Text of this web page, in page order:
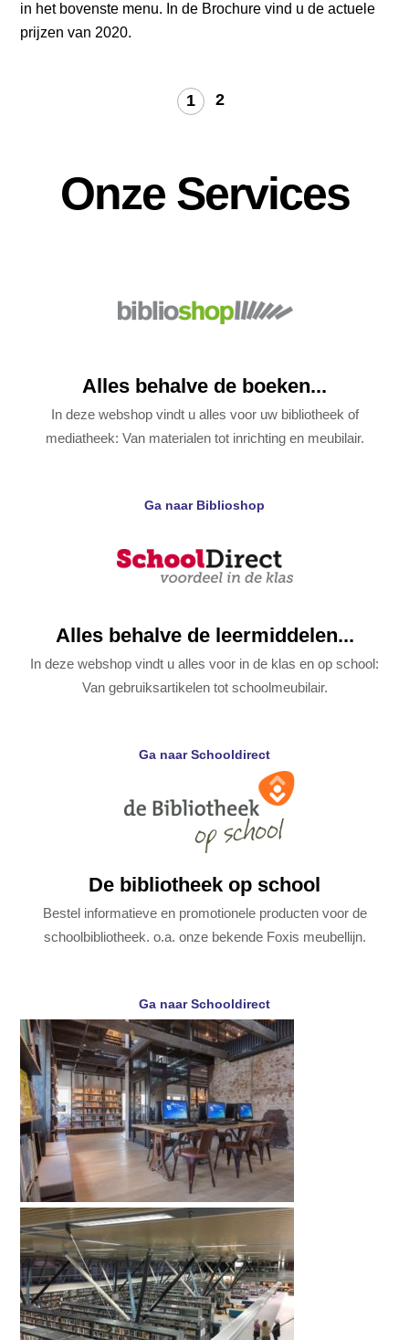
in het bovenste menu. In de Brochure vind u de actuele
prijzen van 2020.
1 2
Onze Services
Alles behalve de boeken...
In deze webshop vindt u alles voor uw bibliotheek of
mediatheek: Van materialen tot inrichting en meubilair.
Ga naar Biblioshop
Alles behalve de leermiddelen...
In deze webshop vindt u alles voor in de klas en op school:
Van gebruiksartikelen tot schoolmeubilair.
Ga naar Schooldirect
De bibliotheek op school
Bestel informatieve en promotionele producten voor de
schoolbibliotheek. o.a. onze bekende Foxis meubellijn.
Ga naar Schooldirect